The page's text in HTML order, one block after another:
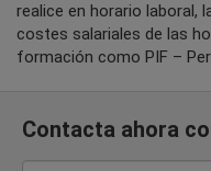
realice en horario laboral,
costes salariales de las
formación como PIF –
Contacta ahora